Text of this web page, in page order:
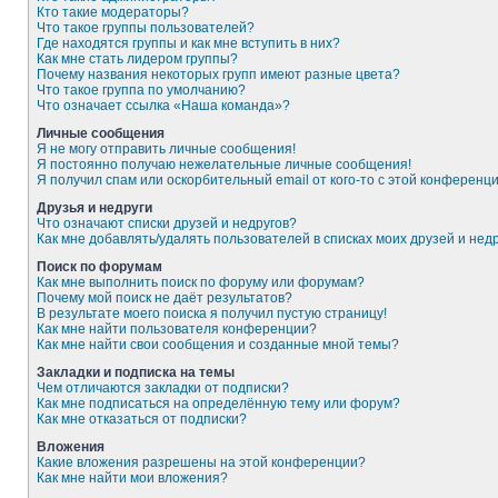
Кто такие модераторы?
Что такое группы пользователей?
Где находятся группы и как мне вступить в них?
Как мне стать лидером группы?
Почему названия некоторых групп имеют разные цвета?
Что такое группа по умолчанию?
Что означает ссылка «Наша команда»?
Личные сообщения
Я не могу отправить личные сообщения!
Я постоянно получаю нежелательные личные сообщения!
Я получил спам или оскорбительный email от кого-то с этой
Друзья и недруги
Что означают списки друзей и недругов?
Как мне добавлять/удалять пользователей в списках моих друзей и
Поиск по форумам
Как мне выполнить поиск по форуму или форумам?
Почему мой поиск не даёт результатов?
В результате моего поиска я получил пустую страницу!
Как мне найти пользователя конференции?
Как мне найти свои сообщения и созданные мной темы?
Закладки и подписка на темы
Чем отличаются закладки от подписки?
Как мне подписаться на определённую тему или форум?
Как мне отказаться от подписки?
Вложения
Какие вложения разрешены на этой конференции?
Как мне найти мои вложения?